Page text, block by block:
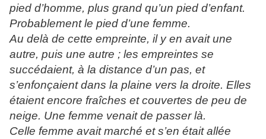
pied d’homme, plus grand qu’un pied d’enfant.
Probablement le pied d’une femme.
Au delà de cette empreinte, il y en avait une
autre, puis une autre ; les empreintes se
succédaient, à la distance d’un pas, et
s’enfonçaient dans la plaine vers la droite. Elles
étaient encore fraîches et couvertes de peu de
neige. Une femme venait de passer là.
Celle femme avait marché et s’en était allée